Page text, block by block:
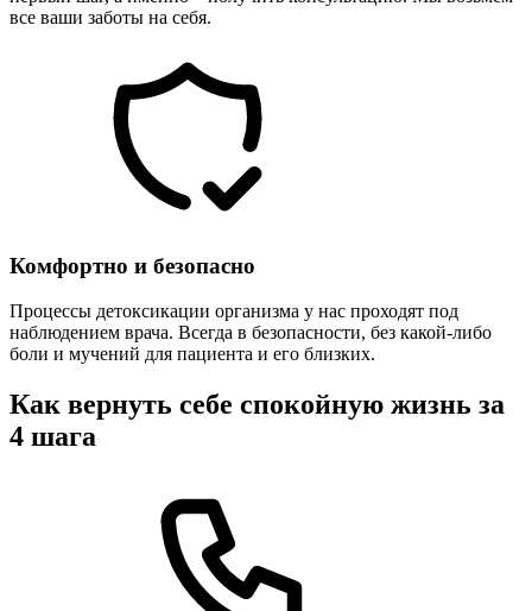
все ваши заботы на себя.
Комфортно и безопасно
Процессы детоксикации организма у нас проходят под
наблюдением врача. Всегда в безопасности, без какой-либо
боли и мучений для пациента и его близких.
Как вернуть себе спокойную жизнь за
4 шага